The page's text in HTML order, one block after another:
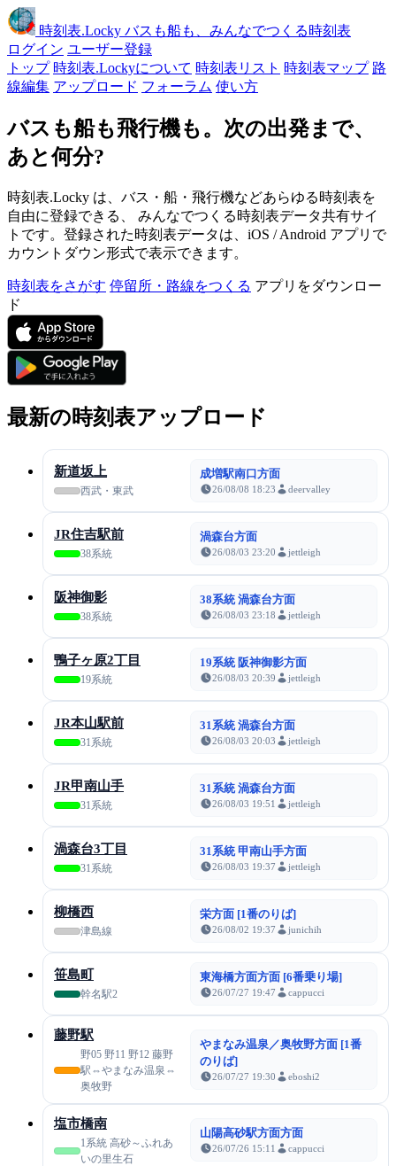
時刻表.Locky バスも船も、みんなでつくる時刻表
ログイン ユーザー登録
トップ 時刻表.Lockyについて 時刻表リスト 時刻表マップ 路
線編集 アップロード フォーラム 使い方
バスも船も飛行機も。次の出発まで、
あと何分?
時刻表.Locky は、バス・船・飛行機などあらゆる時刻表を
自由に登録できる、 みんなでつくる時刻表データ共有サイ
トです。登録された時刻表データは、iOS / Android アプリで
カウントダウン形式で表示できます。
時刻表をさがす 停留所・路線をつくる アプリをダウンロー
ド
最新の時刻表アップロード
新道坂上
西武・東武
成増駅南口方面
26/08/08 18:23 deervalley
JR住吉駅前
38系統
渦森台方面
26/08/03 23:20 jettleigh
阪神御影
38系統
38系統 渦森台方面
26/08/03 23:18 jettleigh
鴨子ヶ原2丁目
19系統
19系統 阪神御影方面
26/08/03 20:39 jettleigh
JR本山駅前
31系統
31系統 渦森台方面
26/08/03 20:03 jettleigh
JR甲南山手
31系統
31系統 渦森台方面
26/08/03 19:51 jettleigh
渦森台3丁目
31系統
31系統 甲南山手方面
26/08/03 19:37 jettleigh
柳橋西
津島線
栄方面 [1番のりば]
26/08/02 19:37 junichih
笹島町
幹名駅2
東海橋方面方面 [6番乗り場]
26/07/27 19:47 cappucci
藤野駅
野05 野11 野12 藤野
駅⇔やまなみ温泉⇔
奥牧野
やまなみ温泉／奥牧野方面 [1番
のりば]
26/07/27 19:30 eboshi2
塩市橋南
1系統 高砂～ふれあ
いの里生石
山陽高砂駅方面方面
26/07/26 15:11 cappucci